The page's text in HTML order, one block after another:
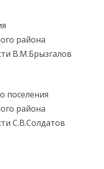
района
В.М.Брызгалов
поселения
района
С.В.Солдатов